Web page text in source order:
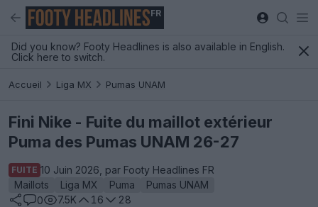
FR
Did you know? Footy Headlines is also available in English.
Click here to switch.
Accueil Liga MX Pumas UNAM
Fini Nike - Fuite du maillot extérieur
Puma des Pumas UNAM 26-27
FUITE 10 Juin 2026, par Footy Headlines FR
Maillots
Liga MX Puma
Pumas UNAM
0
7.5K 16
28